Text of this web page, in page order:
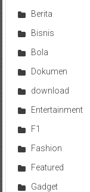
Berita
Bisnis
Bola
Dokumen
download
Entertainment
F1
Fashion
Featured
Gadget